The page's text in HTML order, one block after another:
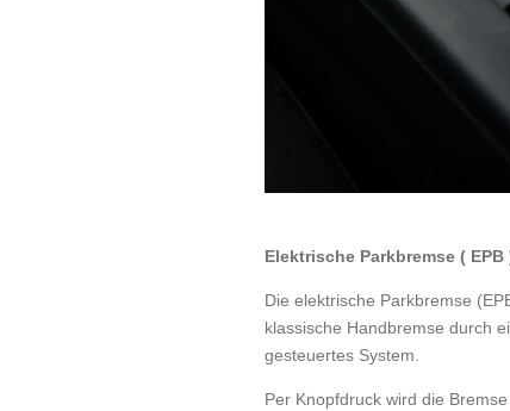
Elektrische Parkbremse ( EPB
Die elektrische Parkbremse
klassische Handbremse durch
gesteuertes System.
Per Knopfdruck wird die